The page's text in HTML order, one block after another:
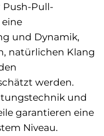
Push-Pull-
und Dynamik,
natürlichen Klang
werden.
und
garantieren eine
Niveau.